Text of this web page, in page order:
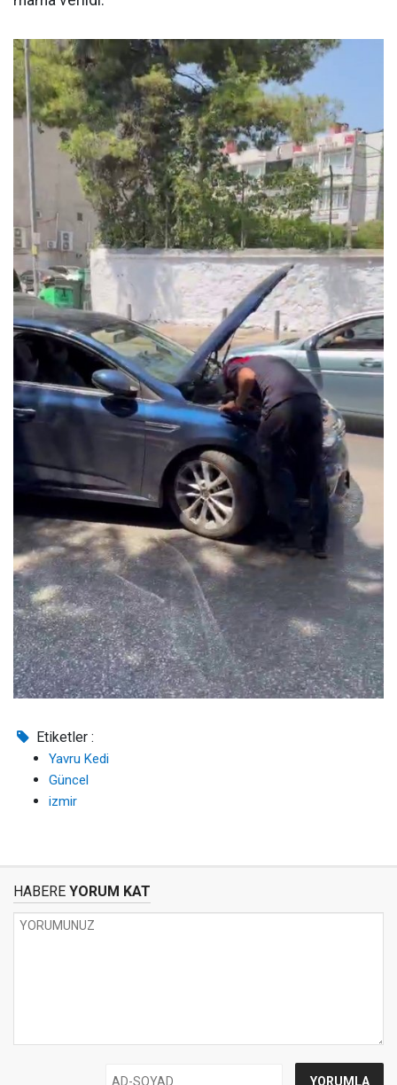
Etiketler :
Yavru Kedi
Güncel
izmir
HABERE YORUM KAT